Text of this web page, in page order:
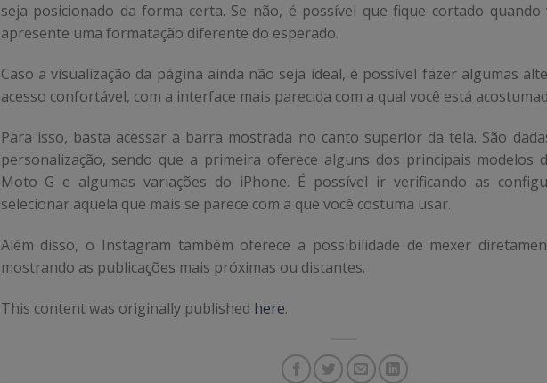
seja posicionado da forma certa. Se não, é possível que fique cortado
apresente uma formatação diferente do esperado.
Caso a visualização da página ainda não seja ideal, é possível fazer algumas
acesso confortável, com a interface mais parecida com a qual você está
Para isso, basta acessar a barra mostrada no canto superior da tela. São
personalização, sendo que a primeira oferece alguns dos principais modelos
Moto G e algumas variações do iPhone. É possível ir verificando as
selecionar aquela que mais se parece com a que você costuma usar.
Além disso, o Instagram também oferece a possibilidade de mexer
mostrando as publicações mais próximas ou distantes.
This content was originally published here.